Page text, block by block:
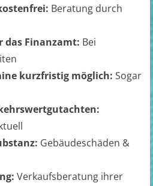
Beratung durch
Finanzamt: Bei
kurzfristig möglich: Sogar
Gebäudeschäden &
Verkaufsberatung ihrer